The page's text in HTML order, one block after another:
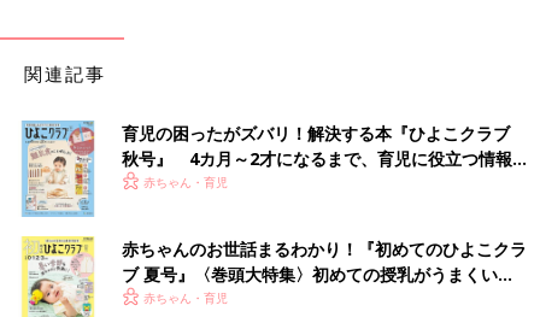
Amazonで見る
北海道在住です！「もりもとのハスカップジュエリー」は甘すぎ
ず丁度いい酸っぱさで大好きです。
関連記事
育児の困ったがズバリ！解決する本『ひよこクラブ
秋号』 4カ月～2才になるまで、育児に役立つ情報が
いっぱい！
赤ちゃん・育児
赤ちゃんのお世話まるわかり！『初めてのひよこクラ
ブ 夏号』〈巻頭大特集〉初めての授乳がうまくい
く！ おっぱい・ミルクの基本と夏のトラブル 解決テ
赤ちゃん・育児